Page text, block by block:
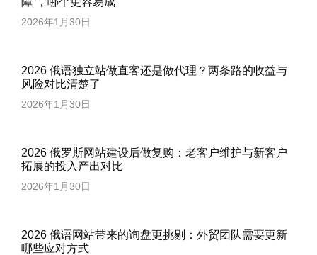
2026年1月30日
2026 俄语独立站做直客还是做代理？两条路的收益与
风险对比清楚了
2026年1月30日
2026 俄罗斯网站建设后做复购：老客户维护与新客户
拓展的投入产出对比
2026年1月30日
2026 俄语网站带来的询盘更挑剔：外贸团队需要更新
哪些应对方式